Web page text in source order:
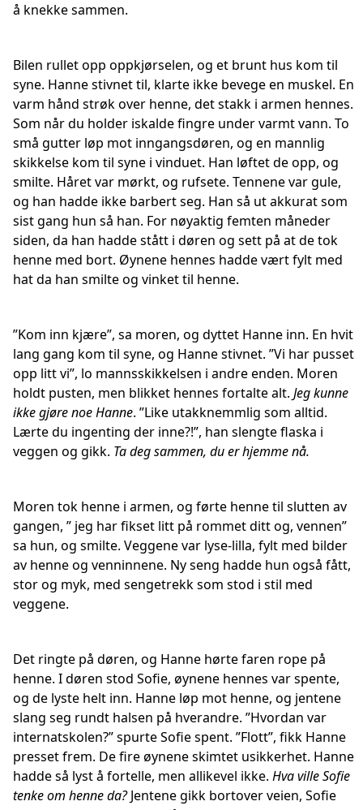
å knekke sammen.
Bilen rullet opp oppkjørselen, og et brunt hus kom til
syne. Hanne stivnet til, klarte ikke bevege en muskel. En
varm hånd strøk over henne, det stakk i armen hennes.
Som når du holder iskalde fingre under varmt vann. To
små gutter løp mot inngangsdøren, og en mannlig
skikkelse kom til syne i vinduet. Han løftet de opp, og
smilte. Håret var mørkt, og rufsete. Tennene var gule,
og han hadde ikke barbert seg. Han så ut akkurat som
sist gang hun så han. For nøyaktig femten måneder
siden, da han hadde stått i døren og sett på at de tok
henne med bort. Øynene hennes hadde vært fylt med
hat da han smilte og vinket til henne.
”Kom inn kjære”, sa moren, og dyttet Hanne inn. En hvit
lang gang kom til syne, og Hanne stivnet. ”Vi har pusset
opp litt vi”, lo mannsskikkelsen i andre enden. Moren
holdt pusten, men blikket hennes fortalte alt. Jeg kunne
ikke gjøre noe Hanne. ”Like utakknemmlig som alltid.
Lærte du ingenting der inne?!”, han slengte flaska i
veggen og gikk. Ta deg sammen, du er hjemme nå.
Moren tok henne i armen, og førte henne til slutten av
gangen, ” jeg har fikset litt på rommet ditt og, vennen”
sa hun, og smilte. Veggene var lyse-lilla, fylt med bilder
av henne og venninnene. Ny seng hadde hun også fått,
stor og myk, med sengetrekk som stod i stil med
veggene.
Det ringte på døren, og Hanne hørte faren rope på
henne. I døren stod Sofie, øynene hennes var spente,
og de lyste helt inn. Hanne løp mot henne, og jentene
slang seg rundt halsen på hverandre. ”Hvordan var
internatskolen?” spurte Sofie spent. ”Flott”, fikk Hanne
presset frem. De fire øynene skimtet usikkerhet. Hanne
hadde så lyst å fortelle, men allikevel ikke. Hva ville Sofie
tenke om henne da?Jentene gikk bortover veien, Sofie